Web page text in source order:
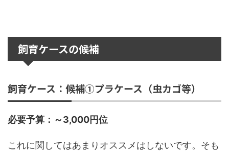
飼育ケースの候補
飼育ケース：候補①プラケース（虫カゴ等）
必要予算：～3,000円位
これに関してはあまりオススメはしないです。そも